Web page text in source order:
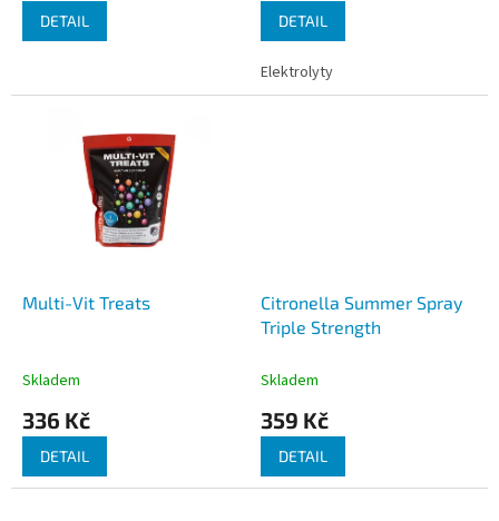
DETAIL DETAIL
Elektrolyty
Multi-Vit Treats
Skladem
336 Kč
DETAIL
Citronella Summer Spray
Triple Strength
Skladem
359 Kč
DETAIL